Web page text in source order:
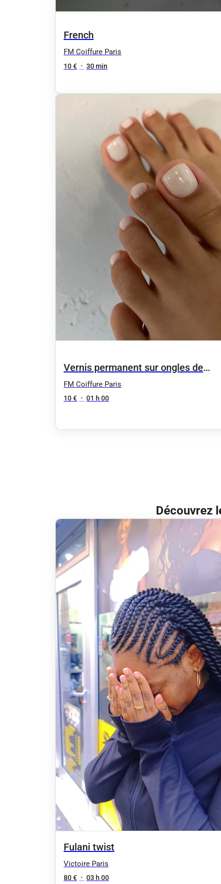
French
FM Coiffure Paris
10 € • 30 min
Vernis permanent sur ongles de
pieds
FM Coiffure Paris
10 € • 01 h 00
Découvrez
Fulani twist
Victoire Paris
80 € • 03 h 00